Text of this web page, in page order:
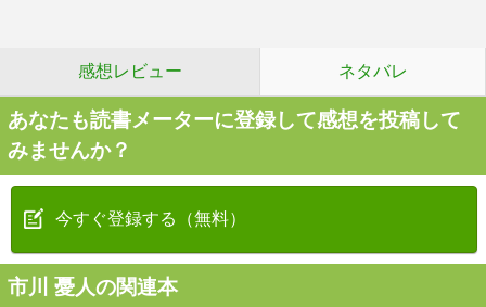
感想レビュー ネタバレ
あなたも読書メーターに登録して感想を投稿して
みませんか？
今すぐ登録する（無料）
市川 憂人の関連本